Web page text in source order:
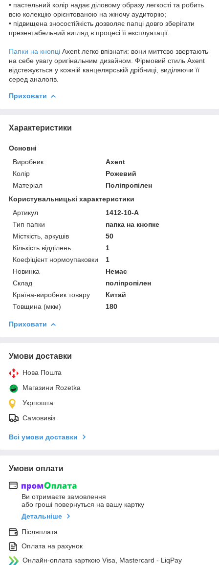
• пастельний колір надає діловому образу легкості та робить
всю колекцію орієнтованою на жіночу аудиторію;
• підвищена зносостійкість дозволяє папці довго зберігати
презентабельний вигляд в процесі її експлуатації.
Папки на кнопці Axent легко впізнати: вони миттєво звертають
на себе увагу оригінальним дизайном. Фірмовий стиль Axent
відстежується у кожній канцелярській дрібниці, виділяючи її
серед аналогів.
Приховати
Характеристики
Основні
Виробник
Axent
Колір
Рожевий
Матеріал
Поліпропілен
Користувальницькі характеристики
Артикул
1412-10-A
Тип папки
папка на кнопке
Місткість, аркушів
50
Кількість відділень
1
Коефіцієнт нормоупаковки
1
Новинка
Немає
Склад
поліпропілен
Країна-виробник товару
Китай
Товщина (мкм)
180
Приховати
Умови доставки
Нова Пошта
Магазини Rozetka
Укрпошта
Самовивіз
Всі умови доставки
Умови оплати
Ви отримаєте замовлення
або гроші повернуться на вашу картку
Детальніше
Післяплата
Оплата на рахунок
Онлайн-оплата карткою Visa, Mastercard - LiqPay